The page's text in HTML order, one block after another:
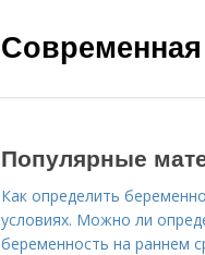
Популярные
Как определить
условиях. Можно ли
беременность на раннем